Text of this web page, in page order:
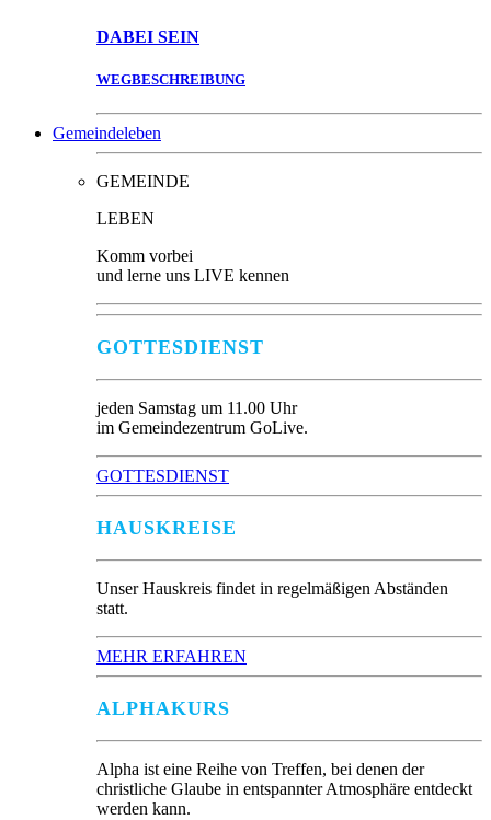
DABEI SEIN
WEGBESCHREIBUNG
Gemeindeleben
GEMEINDE
LEBEN
Komm vorbei
und lerne uns LIVE kennen
GOTTESDIENST
jeden Samstag um 11.00 Uhr
im Gemeindezentrum GoLive.
GOTTESDIENST
HAUSKREISE
Unser Hauskreis findet in regelmäßigen Abständen
statt.
MEHR ERFAHREN
ALPHAKURS
Alpha ist eine Reihe von Treffen, bei denen der
christliche Glaube in entspannter Atmosphäre entdeckt
werden kann.